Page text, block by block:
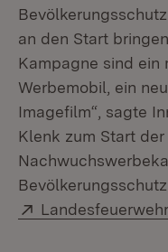
an den Start
Kampagne sind ein
Werbemobil, ein
Imagefilm“, sagte
Klenk zum Start
Extern: